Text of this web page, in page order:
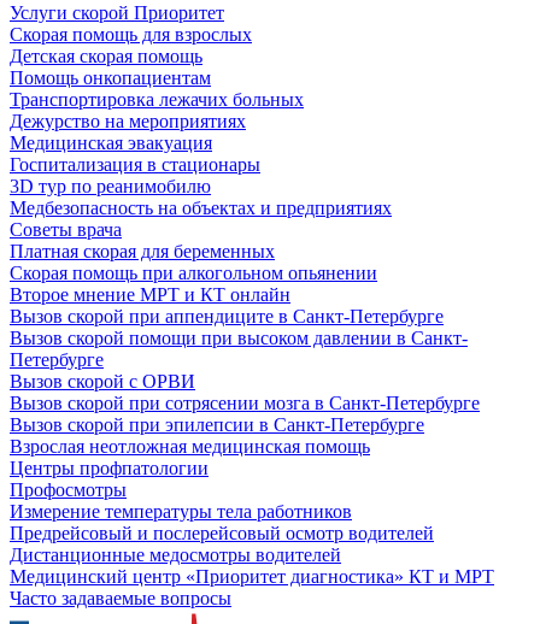
Услуги скорой Приоритет
Скорая помощь для взрослых
Детская скорая помощь
Помощь онкопациентам
Транспортировка лежачих больных
Дежурство на мероприятиях
Медицинская эвакуация
Госпитализация в стационары
3D тур по реанимобилю
Медбезопасность на объектах и предприятиях
Советы врача
Платная скорая для беременных
Скорая помощь при алкогольном опьянении
Второе мнение МРТ и КТ онлайн
Вызов скорой при аппендиците в Санкт-Петербурге
Вызов скорой помощи при высоком давлении в Санкт-
Петербурге
Вызов скорой с ОРВИ
Вызов скорой при сотрясении мозга в Санкт-Петербурге
Вызов скорой при эпилепсии в Санкт-Петербурге
Взрослая неотложная медицинская помощь
Центры профпатологии
Профосмотры
Измерение температуры тела работников
Предрейсовый и послерейсовый осмотр водителей
Дистанционные медосмотры водителей
Медицинский центр «Приоритет диагностика» КТ и МРТ
Часто задаваемые вопросы